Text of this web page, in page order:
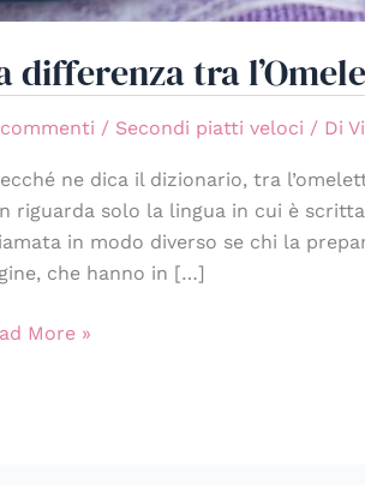
differenza tra
/ Secondi piatti veloci / Di
ne dica il dizionario, tra
riguarda solo la lingua in cui è
in modo diverso se chi la
che hanno in […]
More »